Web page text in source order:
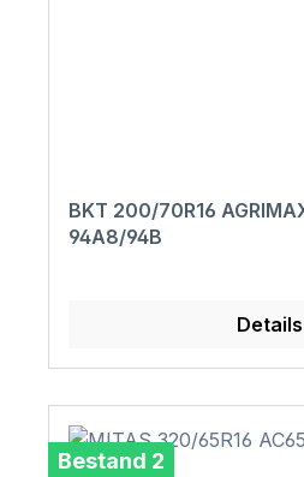
BKT 200/70R16
94A8/94B
Details
Bestand 2